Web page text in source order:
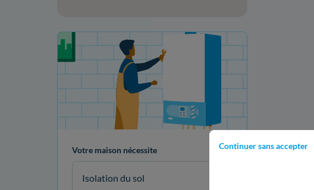
Continuer sans accepter
Votre projet de rénovation
Votre maison nécessite
Isolation du sol